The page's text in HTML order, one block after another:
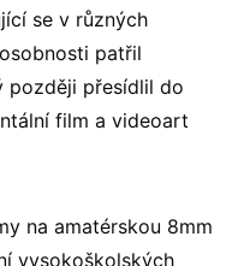
se v různých
patřil
později přesídlil do
film a videoart
na amatérskou 8mm
vysokoškolských